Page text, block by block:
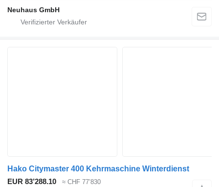
Neuhaus GmbH
Hako Citymaster 400 Kehrmaschine Winterdienst
EUR 83’288.10
≈ CHF 77’830